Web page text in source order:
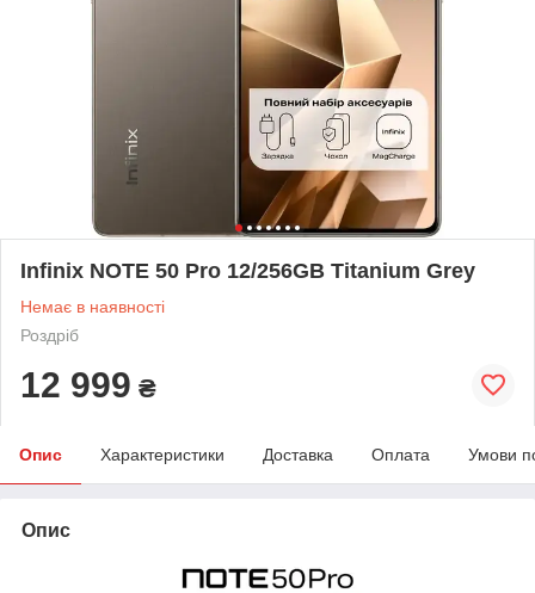
Infinix NOTE 50 Pro 12/256GB Titanium Grey
Немає в наявності
Роздріб
12 999 ₴
Опис Характеристики Доставка Оплата Умови
Опис